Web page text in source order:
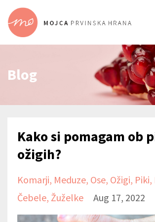
Blog
Kako si pomagam ob
ožigih?
Komarji Meduze Ose Ožigi Piki
Čebele Žuželke Aug 17, 2022